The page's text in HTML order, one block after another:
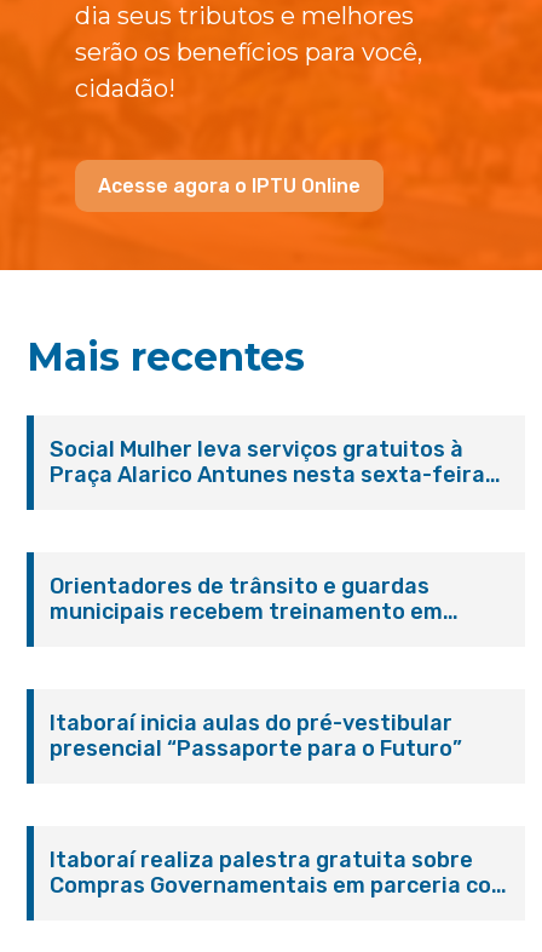
dia seus tributos e melhores
serão os benefícios para você,
cidadão!
Acesse agora o IPTU Online
Mais recentes
Social Mulher leva serviços gratuitos à
Praça Alarico Antunes nesta sexta-feira
Orientadores de trânsito e guardas
municipais recebem treinamento em
Itaboraí inicia aulas do pré-vestibular
presencial “Passaporte para o Futuro”
Itaboraí realiza palestra gratuita sobre
Compras Governamentais em parceria com